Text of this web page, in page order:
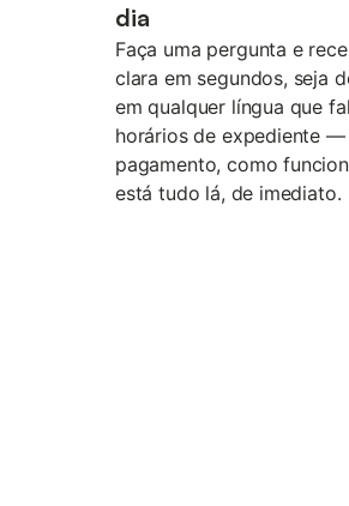
dia
Faça uma pergunta e
clara em segundos, seja
em qualquer língua que
horários de expediente —
pagamento, como
está tudo lá, de imediato.